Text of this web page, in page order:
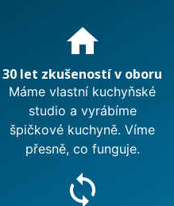
home
30 let zkušeností v oboru
Máme vlastní kuchyňské
studio a vyrábíme
špičkové kuchyně. Víme
přesně, co funguje.
sync